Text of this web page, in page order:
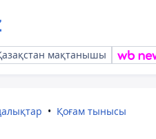
мақтанышы
Қоғам тынысы